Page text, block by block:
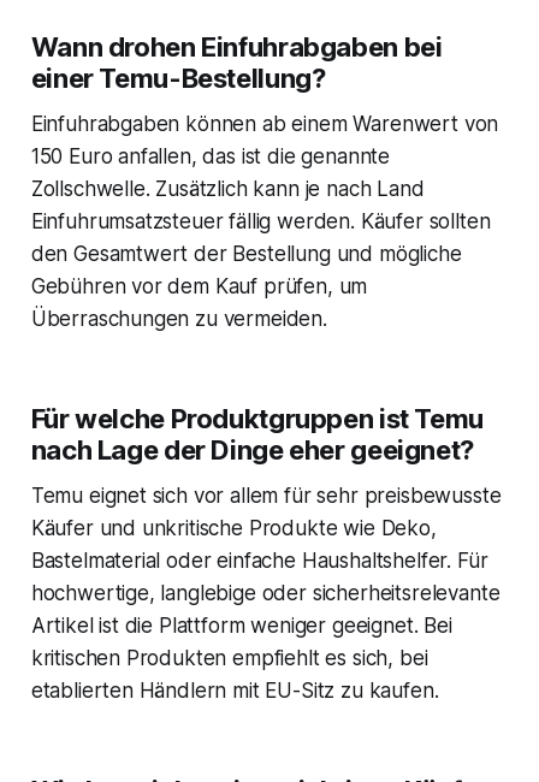
Wann drohen Einfuhrabgaben bei
einer Temu-Bestellung?
Einfuhrabgaben können ab einem Warenwert von
150 Euro anfallen, das ist die genannte
Zollschwelle. Zusätzlich kann je nach Land
Einfuhrumsatzsteuer fällig werden. Käufer sollten
den Gesamtwert der Bestellung und mögliche
Gebühren vor dem Kauf prüfen, um
Überraschungen zu vermeiden.
Für welche Produktgruppen ist Temu
nach Lage der Dinge eher geeignet?
Temu eignet sich vor allem für sehr preisbewusste
Käufer und unkritische Produkte wie Deko,
Bastelmaterial oder einfache Haushaltshelfer. Für
hochwertige, langlebige oder sicherheitsrelevante
Artikel ist die Plattform weniger geeignet. Bei
kritischen Produkten empfiehlt es sich, bei
etablierten Händlern mit EU-Sitz zu kaufen.